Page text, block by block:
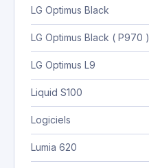
LG Optimus Black
LG Optimus Black ( P970 )
LG Optimus L9
Liquid S100
Logiciels
Lumia 620